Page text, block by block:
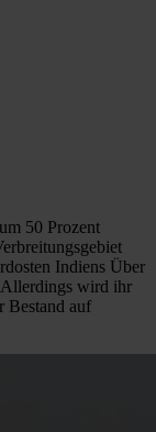
50 Prozent
Indiens Über
Allerdings wird ihr
Bestand auf